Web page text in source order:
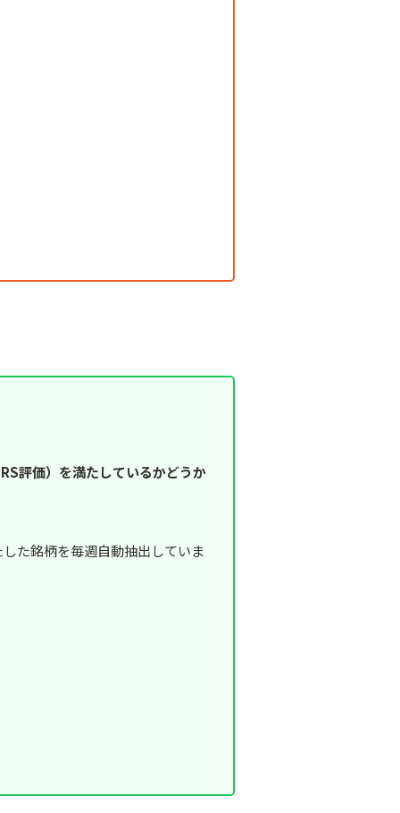
評価）を満たしているかどうか
た銘柄を毎週自動抽出していま